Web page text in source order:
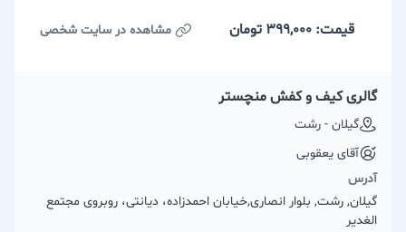
قیمت: 399,000 تومان مشاهده در سایت شخصی
گالری کیف و کفش منچستر
گیلان - رشت
آقای یعقوبی
آدرس
گیلان, رشت, بلوار انصاری,خیابان احمدزاده، دیانتی، روبروی مجتمع
الغدیر